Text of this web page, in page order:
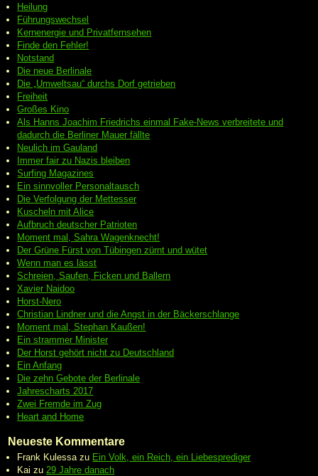
Heilung
Führungswechsel
Kernenergie und Privatfernsehen
Finde den Fehler!
Notstand
Die neue Berlinale
Die „Umweltsau“ durchs Dorf getrieben
Freiheit
Großes Kino
Als Hanns Joachim Friedrichs einmal Fake-News verbreitete und
dadurch die Berliner Mauer fällte
Neulich im Gauland
Immer fair zu Nazis bleiben
Surfing Magazines
Ein sinnvoller Personaltausch
Die Verfolgung der Mettesser
Kuscheln mit Alice
Aufbruch deutscher Patrioten
Moment mal, Sahra Wagenknecht!
Der Grüne Fürst von Tübingen zürnt und wütet
Wenn man es lässt
Schreien, Saufen, Ficken und Ballern
Xavier Naidoo
Horst-Nero
Christian Lindner und die Angst in der Bäckerschlange
Moment mal, Stephan Kaußen!
Ein strammer Minister
Der Horst gehört nicht zu Deutschland
Ein Anfang
Die zehn Gebote der Berlinale
Jahrescharts 2017
Zwei Fremde im Zug
Heart and Home
Neueste Kommentare
Frank Kulessa zu Ein Volk, ein Reich, ein Liebesprediger
Kai zu 29 Jahre danach